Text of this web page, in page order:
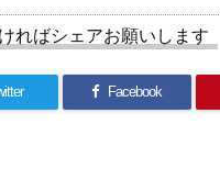
ればシェアお願いします
Facebook